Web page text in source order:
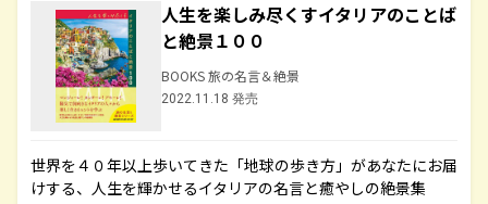
人生を楽しみ尽くすイタリアのことば
と絶景１００
BOOKS 旅の名言＆絶景
2022.11.18 発売
世界を４０年以上歩いてきた「地球の歩き方」があなたにお届
けする、人生を輝かせるイタリアの名言と癒やしの絶景集